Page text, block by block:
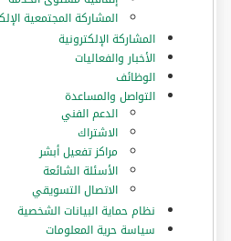
المشاركة المجتمعية
المشاركة الإلكترونية
الأخبار والفعاليات
الوظائف
التواصل والمساعدة
الدعم الفني
الاشتراك
مراكز تفعيل أبشر
الأسئلة الشائعة
الاتصال التسويقي
نظام حماية البيانات الشخصية
سياسة حرية المعلومات